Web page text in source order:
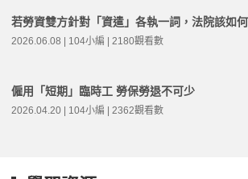
若勞資雙方針對「資遣」各執一詞，法院該如
2026.06.08 | 104小編 | 2180觀看數
僱用「短期」臨時工 勞保勞退不可少
2026.04.20 | 104小編 | 2362觀看數